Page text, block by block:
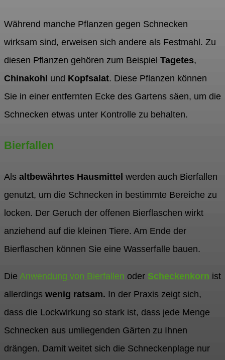
Während manche Pflanzen gegen Schnecken
wirksam sind, erweisen sich andere als Festmahl. Zu
diesen Pflanzen gehören zum Beispiel Tagetes,
Chinakohl und Kopfsalat. Diese Pflanzen können
Sie in einer entfernten Ecke des Gartens säen, um die
Schnecken etwas unter Kontrolle zu behalten.
Bierfallen
Als altbewährtes Hausmittel werden auch Bierfallen
genutzt, um die Schnecken in bestimmte Bereiche zu
locken. Der Geruch der offenen Bierflaschen wirkt
anziehend auf die kleinen Tiere. Am Ende der
Bierflaschen können Sie eine Wasserfalle bauen.
Die Anwendung von Bierfallen oder Scheckenkorn ist
allerdings wenig ratsam. In der Praxis zeigt sich,
dass die Lockwirkung so stark ist, dass jede Menge
Schnecken aus umliegenden Gärten zu Ihnen
drängen. Damit weitet sich die Schneckenplage nur